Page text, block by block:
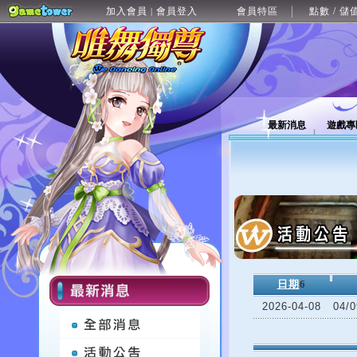
加入會員 | 會員登入 會員特區 點數 / 儲
最新消息 遊戲
日期 6
2026-04-08
04/